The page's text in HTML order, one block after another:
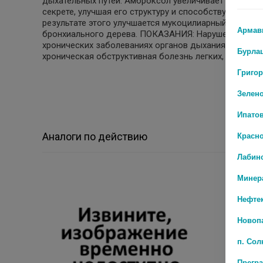
секрете, улучшая его структуру и способствуя
результате этого улучшается мукоцилиарный
бронхиального дерева. ПОКАЗАНИЯ: Нарушение
хронических заболеваниях органов дыхания: острый
хроническая обструктивная болезнь легких,
Аналоги по действию
п.